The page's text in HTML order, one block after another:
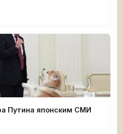
Путина японским СМИ